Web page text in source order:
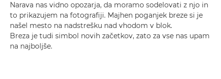
Narava nas vidno opozarja, da moramo sodelovati z njo in
to prikazujem na fotografiji. Majhen poganjek breze si je
našel mesto na nadstrešku nad vhodom v blok.
Breza je tudi simbol novih začetkov, zato za vse nas upam
na najboljše.